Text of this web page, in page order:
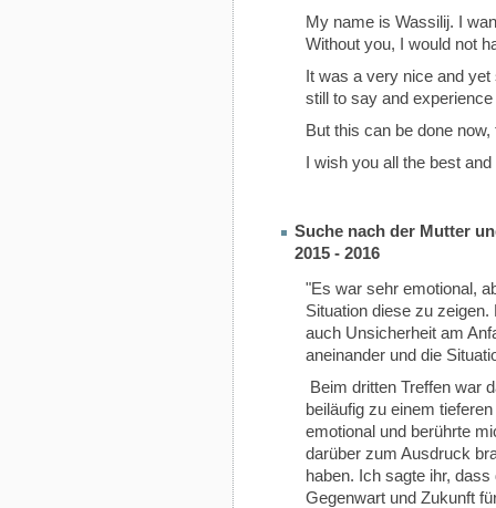
My name is Wassilij. I
Without you, I would not
It was a very nice and
still to say and
But this can be done
I wish you all the best
Suche nach der Mutter
2015 - 2016
"Es war sehr emotional,
Situation diese zu
auch Unsicherheit am
aneinander und die
Beim dritten Treffen war
beiläufig zu einem
emotional und berührte
darüber zum Ausdruck
haben. Ich sagte ihr,
Gegenwart und Zukunft